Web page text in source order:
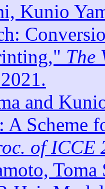
Kunio
The
and
A Scheme
of ICCE
Toma